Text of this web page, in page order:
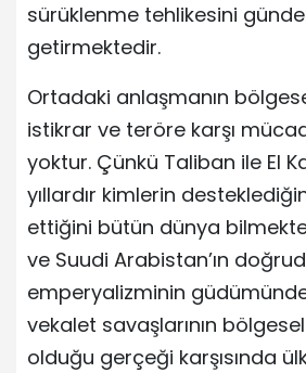
sürüklenme tehlikesini
getirmektedir.
Ortadaki anlaşmanın
istikrar ve teröre karşı
yoktur. Çünkü Taliban ile El
yıllardır kimlerin
ettiğini bütün dünya
ve Suudi Arabistan’ın
emperyalizminin
vekalet savaşlarının
olduğu gerçeği karşısında